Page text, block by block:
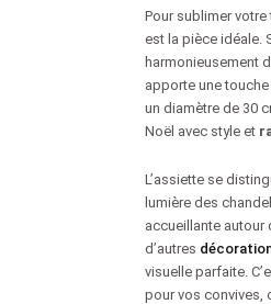
Pour sublimer votre
est la pièce idéale.
harmonieusement
apporte une
un diamètre de 30
Noël avec style et
L’assiette se
lumière des
accueillante autour
d’autres
visuelle parfaite.
pour vos convives,